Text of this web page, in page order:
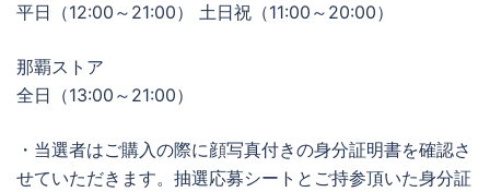
平日（12:00～21:00） 土日祝（11:00～20:00）
那覇ストア
全日（13:00～21:00）
・当選者はご購入の際に顔写真付きの身分証明書を確認さ
せていただきます。抽選応募シートとご持参頂いた身分証